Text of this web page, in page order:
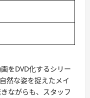
をDVD化するシリー
然な姿を捉えたメイ
ながらも、スタッフ